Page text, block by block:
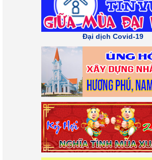
Đại dịch Covid-19